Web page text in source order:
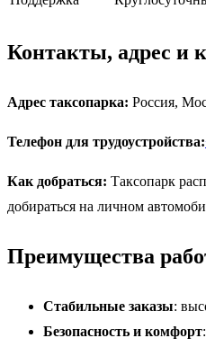
Контакты, адрес и
Адрес таксопарка: Россия,
Телефон для трудоустройства:
Как добраться: Таксопарк
добираться на личном
Преимущества
Стабильные заказы:
Безопасность и комфорт